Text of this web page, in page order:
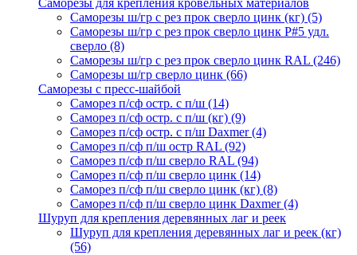
Саморезы для крепления кровельных материалов
Саморезы ш/гр с рез прок сверло цинк (кг) (5)
Саморезы ш/гр с рез прок сверло цинк P#5 удл.
сверло (8)
Саморезы ш/гр с рез прок сверло цинк RAL (246)
Саморезы ш/гр сверло цинк (66)
Саморезы с пресс-шайбой
Саморез п/сф остр. с п/ш (14)
Саморез п/сф остр. с п/ш (кг) (9)
Саморез п/сф остр. с п/ш Daxmer(4)
Саморез п/сф п/ш остр RAL (92)
Саморез п/сф п/ш сверло RAL (94)
Саморез п/сф п/ш сверло цинк (14)
Саморез п/сф п/ш сверло цинк (кг) (8)
Саморез п/сф п/ш сверло цинк Daxmer(4)
Шуруп для крепления деревянных лаг и реек
Шуруп для крепления деревянных лаг и реек (кг)
(56)